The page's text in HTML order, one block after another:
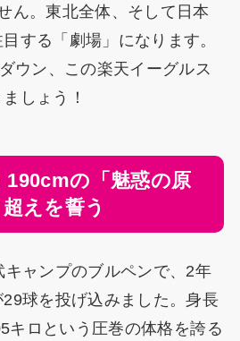
ん。東北全体、そして日本
する「劇場」になります。
ウン、この楽天イーグルス
しょう！
190cmの「魅惑の原
えを誓う
ャンプのブルペンで、2年
球を投げ込みました。身長
キロという圧巻の体格を誇る